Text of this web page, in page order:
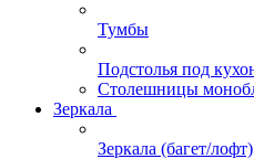
Тумбы
Подстолья под
Столешницы
Зеркала
Зеркала (багет/лофт)